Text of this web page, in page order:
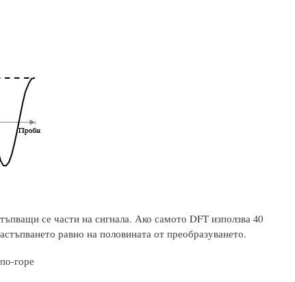
се части на сигнала. Ако самото DFT използва 40
равно на половината от преобразуването.
горе